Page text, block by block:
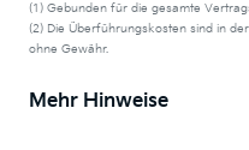
(1) Gebunden für die gesamte
(2) Die Überführungskosten sind in
ohne Gewähr.
Mehr Hinweise